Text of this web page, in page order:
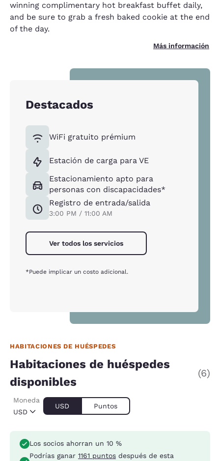
winning complimentary hot breakfast buffet daily,
and be sure to grab a fresh baked cookie at the end
of the day.
Más información
Destacados
WiFi gratuito prémium
Estación de carga para VE
Estacionamiento apto para
personas con discapacidades*
Registro de entrada/salida
3:00 PM / 11:00 AM
Ver todos los servicios
*Puede implicar un costo adicional.
HABITACIONES DE HUÉSPEDES
Habitaciones de huéspedes
disponibles
(6)
USD
Moneda
USD Puntos
Los socios ahorran un 10 %
Podrías ganar 1161 puntos después de esta